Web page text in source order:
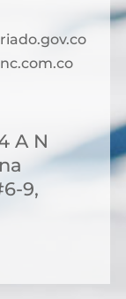
A N
9,